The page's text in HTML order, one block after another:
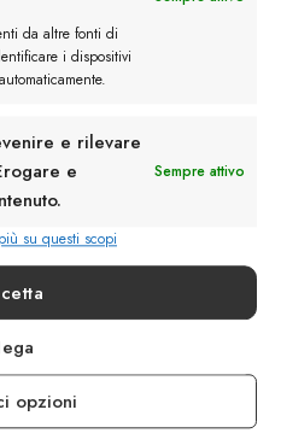
da altre fonti di
i dispositivi
e rilevare
e
Sempre attivo
su questi scopi
opzioni
con noi
Clienti
468042
9
Condizioni